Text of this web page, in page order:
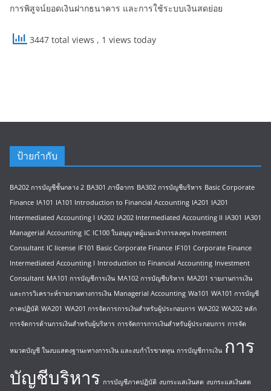
การพิสูจน์ยอดเงินฝากธนาคาร และการใช้ระบบเงินสดย่อย
3447 total views , 1 views today
ป้ายกำกับ
BA202 การบัญชีชั้นกลาง 2 BA301 ภาษีอากร BA302 การบัญชีบริหาร Basic Corporate
Finance IA101 IA101 Introduction to Financial Accounting IA201 IA201
Intermediated Accounting I IA202 IA202 Intermediated Accounting II IA301 IA301
Managerial Accounting IC IC100 ใบอนุญาตผู้แนะนำการลงทุน Investment
Consultant IC license IF101 Basic Corporate Finance IF101 Corporate Finance
Intermediated Accounting I Introduction to Financial Accounting Investment
Consultant MA101 การบัญชีการเงิน MA102 การบัญชีบริหาร MA201 รายงานการเงิน
และการวิเคราะห์รายงานทางการเงิน Managerial Accounting Wa101 WA101 การบัญชี
ภาคปฏิบัติ WA201 WA201 การจัดการการเงินสำหรับผู้ประกอบการ WA202 WA202 หลัก
การจัดการด้านการเงินสำหรับผู้บริหาร การจัดการการเงินสำหรับผู้ประกอบการ การจัด
หมวดบัญชี ในงบแสดงฐานะทางการเงิน และงบกำไรขาดทุน การบัญชีการเงิน การ
บัญชีบริหาร การบัญชีภาคปฏิบัติ งบกระแสเงินสด งบกระแสเงินสด